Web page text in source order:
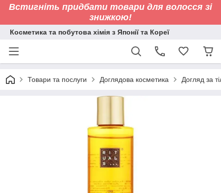
Встигніть придбати товари для волосся зі
знижкою!
Косметика та побутова хімія з Японії та Кореї
Товари та послуги Доглядова косметика Догляд за